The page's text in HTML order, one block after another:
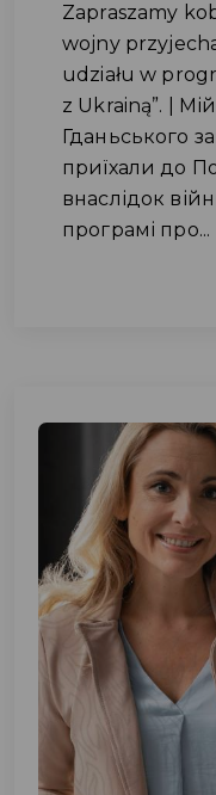
Zapraszamy
wojny
udziału w
z Ukrainą”. |
Гданьського
приїхали до
внаслідок
програмі про...